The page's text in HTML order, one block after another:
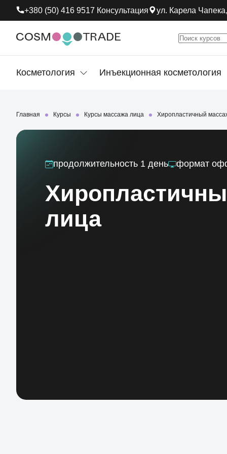
+380 (50) 416 9517 Консультация ул. Карела
Косметология Инъекционная косметология
Главная Курсы Курсы массажа лица Хиропластичный
продолжительность 1 день формат
лица